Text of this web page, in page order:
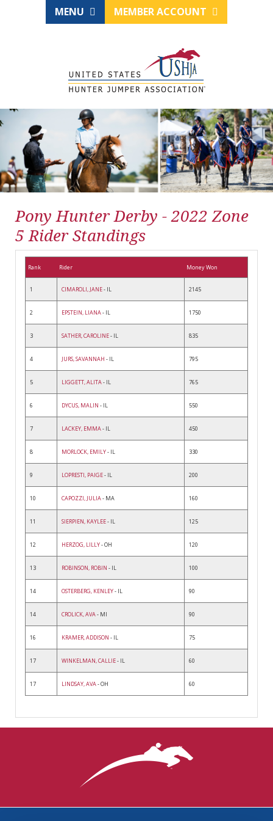
MENU MEMBER ACCOUNT
Pony Hunter Derby - 2022 Zone
5 Rider Standings
Rank Rider Money Won
1 CIMAROLI, JANE- IL 2145
2 EPSTEIN, LIANA- IL 1750
3 SATHER, CAROLINE- IL 835
4 JURS, SAVANNAH - IL 795
5 LIGGETT, ALITA- IL 765
6 DYCUS, MALIN - IL 550
7 LACKEY, EMMA- IL 450
8 MORLOCK, EMILY- IL 330
9 LOPRESTI, PAIGE- IL 200
10 CAPOZZI, JULIA- MA 160
11 SIERPIEN, KAYLEE- IL 125
12 HERZOG, LILLY- OH 120
13 ROBINSON, ROBIN - IL 100
14 OSTERBERG, KENLEY- IL 90
14 CROLICK, AVA- MI 90
16 KRAMER, ADDISON - IL 75
17 WINKELMAN, CALLIE- IL 60
17 LINDSAY, AVA- OH 60